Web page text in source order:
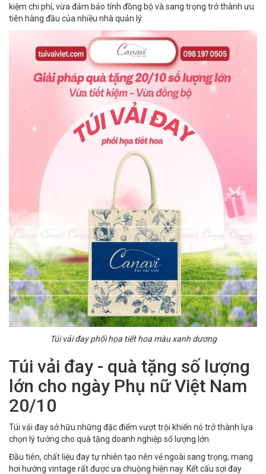
kiệm chi phí, vừa đảm bảo tính đồng bộ và sang trọng trở thành ưu
tiên hàng đầu của nhiều nhà quản lý.
Túi vải đay phối họa tiết hoa màu xanh dương
Túi vải đay - quà tặng số lượng
lớn cho ngày Phụ nữ Việt Nam
20/10
Túi vải đay sở hữu những đặc điểm vượt trội khiến nó trở thành lựa
chọn lý tưởng cho quà tặng doanh nghiệp số lượng lớn.
Đầu tiên, chất liệu đay tự nhiên tạo nên vẻ ngoài sang trọng, mang
hơi hướng vintage rất được ưa chuộng hiện nay. Kết cấu sợi đay